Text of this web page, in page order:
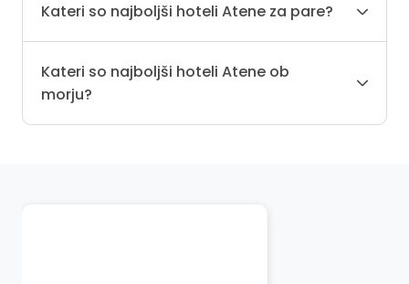
Kateri so najboljši hoteli Atene za pare?
Kateri so najboljši hoteli Atene ob
morju?